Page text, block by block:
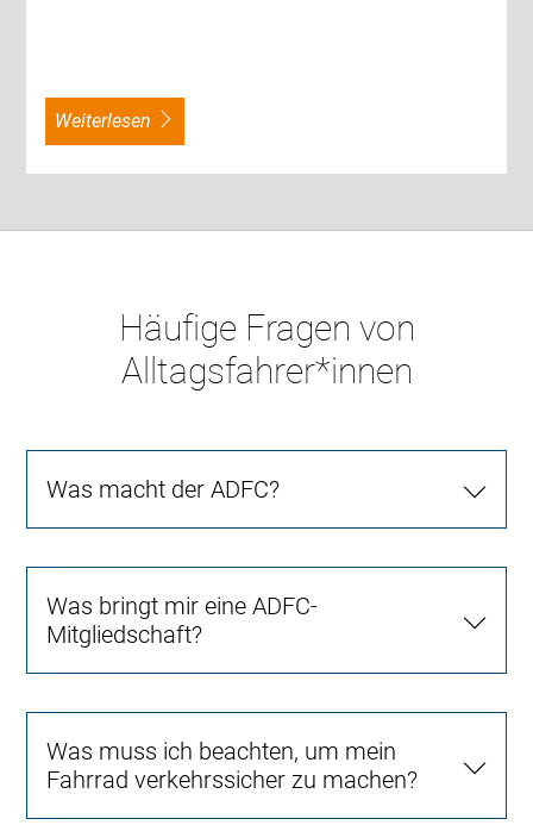
weiterlesen
Häufige Fragen von
Alltagsfahrer*innen
Was macht der ADFC?
Was bringt mir eine ADFC-
Mitgliedschaft?
Was muss ich beachten, um mein
Fahrrad verkehrssicher zu machen?